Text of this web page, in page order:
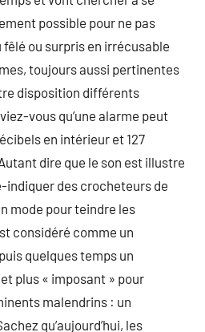
possible pour ne pas
fêlé ou surpris en irrécusable
toujours aussi pertinentes
disposition différents
vous qu’une alarme peut
en intérieur et 127
dire que le son est illustre
des crocheteurs de
mode pour teindre les
considéré comme un
quelques temps un
plus « imposant » pour
malendrins : un
qu’aujourd’hui, les